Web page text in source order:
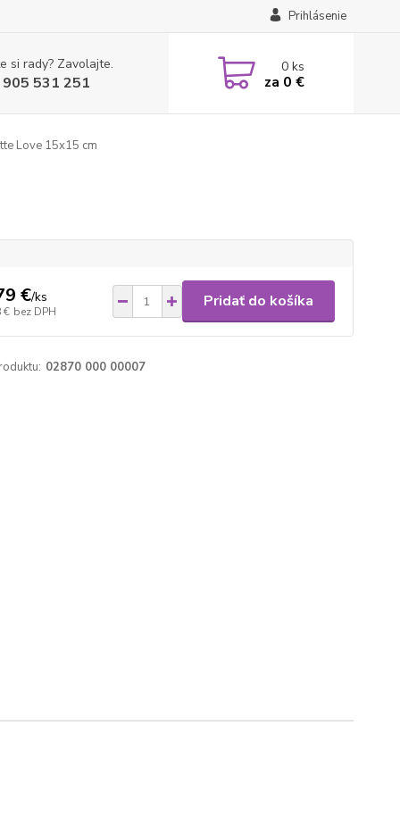
Prihlásenie
si rady? Zavolajte.
531 251
0ks
za 0 €
Love 15x15 cm
€/ks
€ bez DPH
Pridať do košíka
02870 000 00007